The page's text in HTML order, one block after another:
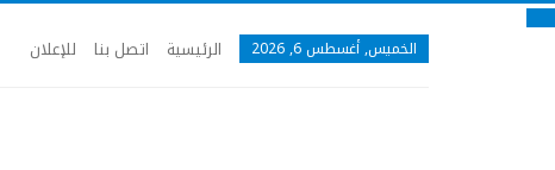
الخميس, أغسطس 6, 2026 الرئيسية اتصل بنا للإعلان